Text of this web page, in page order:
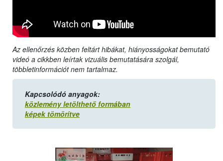
Az ellenőrzés közben feltárt hibákat, hiányosságokat bemutató
videó a cikkben leírtak vizuális bemutatására szolgál,
többletinformációt nem tartalmaz.
Kapcsolódó anyagok:
közlemény letölthető formában
képek tömörítve